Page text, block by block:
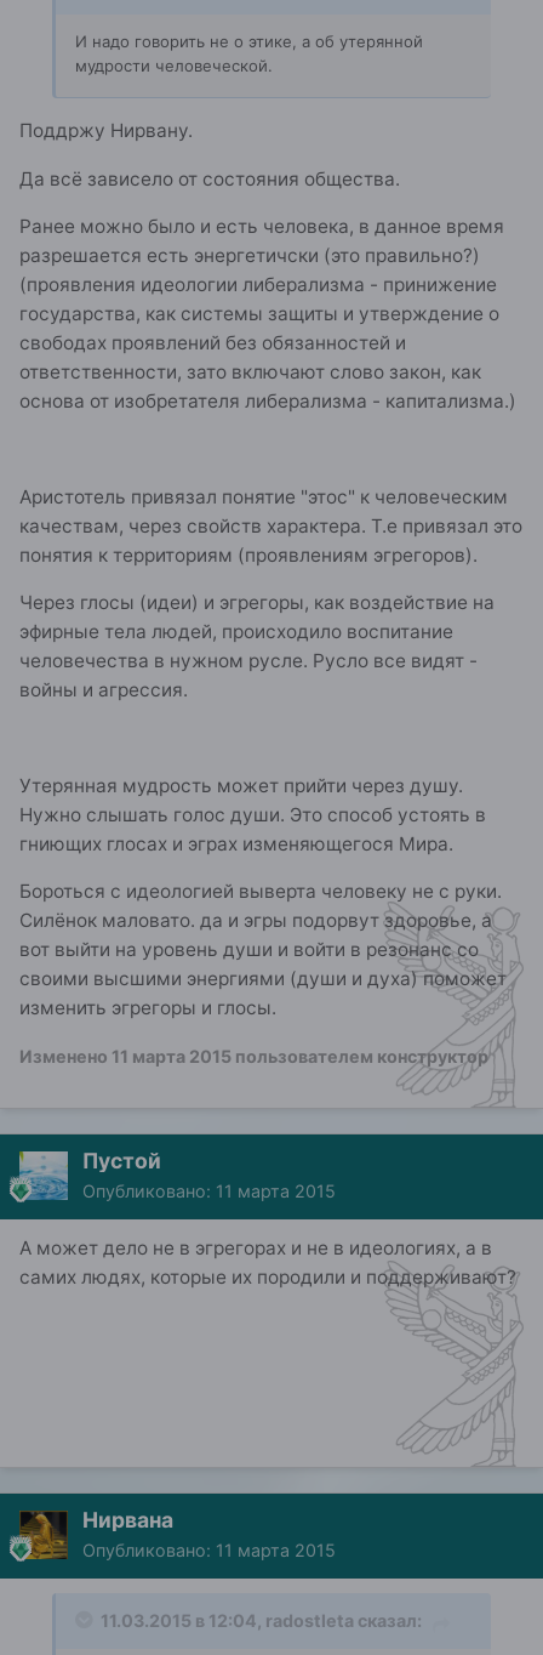
И надо говорить не о этике, а об утерянной
мудрости человеческой.
Поддржу Нирвану.
Да всё зависело от состояния общества.
Ранее можно было и есть человека, в данное время
разрешается есть энергетичски (это правильно?)
(проявления идеологии либерализма - принижение
государства, как системы защиты и утверждение о
свободах проявлений без обязанностей и
ответственности, зато включают слово закон, как
основа от изобретателя либерализма - капитализма.)
Аристотель привязал понятие "этос" к человеческим
качествам, через свойств характера. Т.е привязал это
понятия к территориям (проявлениям эгрегоров).
Через глосы (идеи) и эгрегоры, как воздействие на
эфирные тела людей, происходило воспитание
человечества в нужном русле. Русло все видят -
войны и агрессия.
Утерянная мудрость может прийти через душу.
Нужно слышать голос души. Это способ устоять в
гниющих глосах и эграх изменяющегося Мира.
Бороться с идеологией выверта человеку не с руки.
Силёнок маловато. да и эгры подорвут здоровье, а
вот выйти на уровень души и войти в резонанс со
своими высшими энергиями (души и духа) поможет
изменить эгрегоры и глосы.
Изменено 11 марта 2015 пользователем конструктор
Пустой
Опубликовано: 11 марта 2015
А может дело не в эгрегорах и не в идеологиях, а в
самих людях, которые их породили и поддерживают?
Нирвана
Опубликовано: 11 марта 2015
11.03.2015 в 12:04, radostleta сказал: